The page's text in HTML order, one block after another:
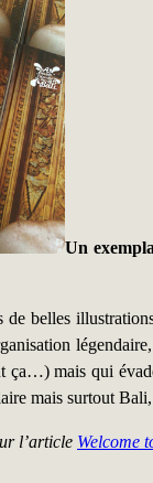
Un
de belles
ça…) mais qui
mais surtout
l’article Welcome